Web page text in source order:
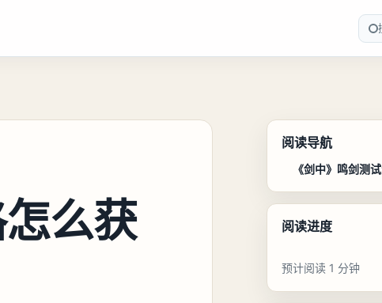
么获
阅读导航
《剑中》鸣剑测
阅读进度
预计阅读 1 分钟